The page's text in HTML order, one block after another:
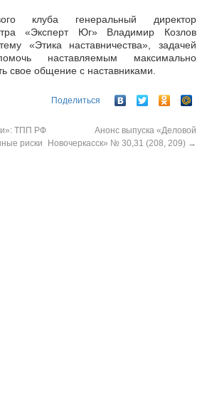
клуба генеральный директор
«Эксперт Юг» Владимир Козлов
«Этика наставничества», задачей
наставляемым максимально
свое общение с наставниками.
Поделиться
ТПП РФ
риски
Анонс выпуска «Деловой
Новочеркасск» № 30,31 (208, 209) →